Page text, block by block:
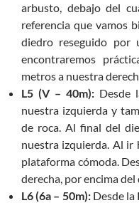
arbusto, debajo del
referencia que vamos
diedro reseguido por
encontraremos
metros a nuestra
L5 (V – 40m): Desde
nuestra izquierda y
de roca. Al final del
nuestra izquierda. Al ir
plataforma cómoda.
derecha, por encima
L6 (6a – 50m):Desde la